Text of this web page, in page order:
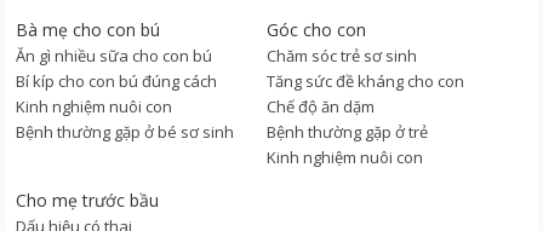
Bà mẹ cho con bú
Ăn gì nhiều sữa cho con bú
Bí kíp cho con bú đúng cách
Kinh nghiệm nuôi con
Bệnh thường gặp ở bé sơ sinh
Góc cho con
Chăm sóc trẻ sơ sinh
Tăng sức đề kháng cho con
Chế độ ăn dặm
Bệnh thường gặp ở trẻ
Kinh nghiệm nuôi con
Cho mẹ trước bầu
Dấu hiệu có thai